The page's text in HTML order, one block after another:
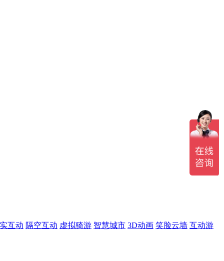
互动 隔空互动 虚拟骑游 智慧城市 3D动画 笑脸云墙 互动游